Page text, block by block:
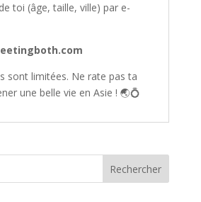
toi (âge, taille, ville) par e-
sont limitées. Ne rate pas ta
une belle vie en Asie ! 🌏💍
Rechercher